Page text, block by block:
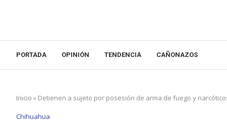
PORTADA OPINIÓN TENDENCIA CAÑONAZOS
Inicio » Detienen a sujeto por posesión de arma de fuego y
Chihuahua